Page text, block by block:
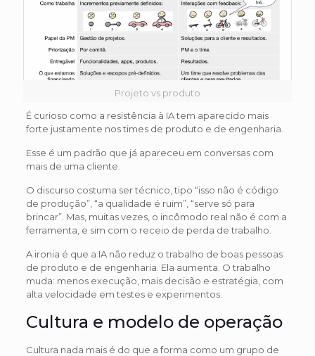
Projeto vs produto
É curioso como a resistência à IA tem aparecido mais
forte justamente nos times de produto e de engenharia.
Esse é um padrão que já apareceu em conversas com
mais de uma cliente.
O discurso costuma ser técnico, tipo “isso não é código
de produção”, “a qualidade é ruim”, “serve só para
brincar”. Mas, muitas vezes, o incômodo real não é com a
ferramenta, e sim com o receio de perda de trabalho.
A ironia é que a IA não reduz o trabalho de boas pessoas
de produto e de engenharia. Ela aumenta. O trabalho
muda: menos execução, mais decisão e estratégia, com
alta velocidade em testes e experimentos.
Cultura e modelo de operação
Cultura nada mais é do que a forma como um grupo de